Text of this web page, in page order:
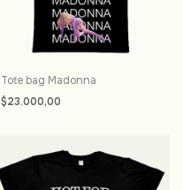
Tote bag Madonna
$23.000,00